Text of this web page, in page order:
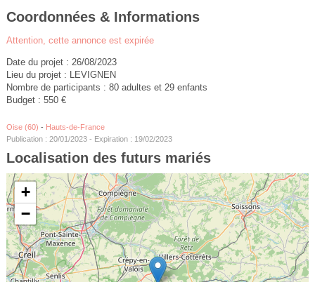
Coordonnées & Informations
Attention, cette annonce est expirée
Date du projet : 26/08/2023
Lieu du projet : LEVIGNEN
Nombre de participants : 80 adultes et 29 enfants
Budget : 550 €
Oise (60) - Hauts-de-France
Publication : 20/01/2023 - Expiration : 19/02/2023
Localisation des futurs mariés
+
−